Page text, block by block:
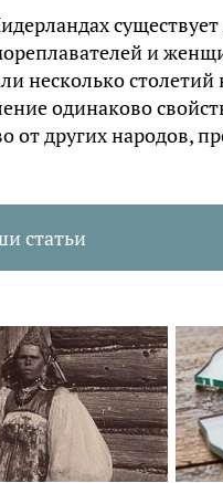
и
несколько столетий
одинаково
от других народов,
статьи